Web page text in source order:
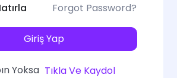
Forgot Password?
Giriş Yap
Yoksa Tıkla Ve Kaydol